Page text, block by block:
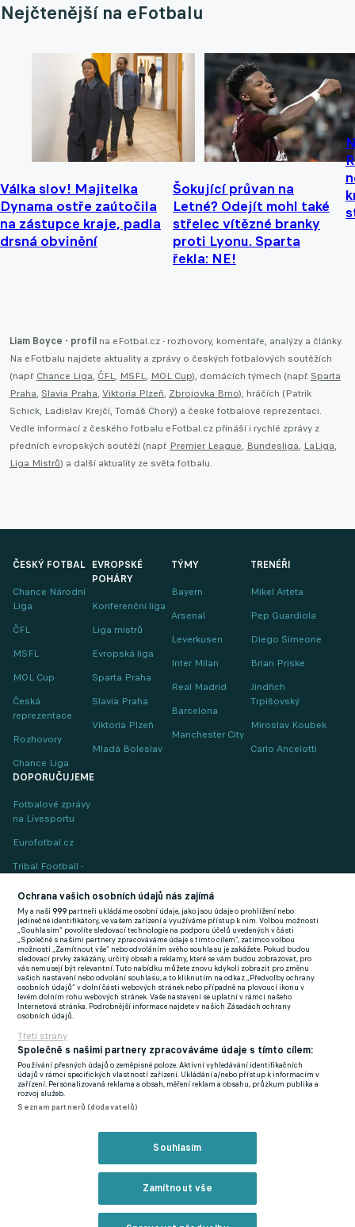
Nejčtenější na eFotbalu
Válka slov! Majitelka
Dynama ostře zaútočila
na zástupce kraje, padla
drsná obvinění
Šokující průvan na
Letné? Odejít mohl také
střelec vítězné branky
proti Lyonu. Sparta
řekla: NE!
Liam Boyce - profil na eFotbal.cz - rozhovory, komentáře, analýzy a články.
Na eFotbalu najdete aktuality a zprávy o českých fotbalových soutěžích
(např. Chance Liga, ČFL, MSFL, MOL Cup), domácích týmech (např. Sparta
Praha, Slavia Praha, Viktoria Plzeň, Zbrojovka Brno), hráčích (Patrik
Schick, Ladislav Krejčí, Tomáš Chorý) a české fotbalové reprezentaci.
Vedle informací z českého fotbalu eFotbal.cz přináší i rychlé zprávy z
předních evropských soutěží (např. Premier League, Bundesliga, LaLiga,
Liga Mistrů) a další aktuality ze světa fotbalu.
ČESKÝ FOTBAL
Chance Národní
Liga
ČFL
MSFL
MOL Cup
Česká
reprezentace
Rozhovory
Chance Liga
EVROPSKÉ
POHÁRY
Konferenční liga
Liga mistrů
Evropská liga
Sparta Praha
Slavia Praha
Viktoria Plzeň
Mladá Boleslav
TÝMY
Bayern
Arsenal
Leverkusen
Inter Milan
Real Madrid
Barcelona
Manchester City
TRENÉŘI
Mikel Arteta
Pep Guardiola
Diego Simeone
Brian Priske
Jindřich
Trpišovský
Miroslav Koubek
Carlo Ancelotti
DOPORUČUJEME
Fotbalové zprávy
na Livesportu
Eurofotbal.cz
Tribal Football -
(EN)
FlashFutbal (SK)
Tenisportal.cz
Tenisové zprávy
na Livesportu
Podmínky užití
Zásady ochrany osobních údajů
GDPR a žurnalistika
Ochrana vašich osobních údajů nás zajímá
My a naši999 partneři ukládáme osobní údaje, jako jsou údaje o prohlížení nebo
jedinečné identifikátory, ve vašem zařízení a využíváme přístup k nim. Volbou možnosti
„Souhlasím“ povolíte sledovací technologie na podporu účelů uvedených v části
„Společně s našimi partnery zpracováváme údaje s tímto cílem“, zatímco volbou
možnosti „Zamítnout vše“ nebo odvoláním svého souhlasu je zakážete. Pokud budou
sledovací prvky zakázány, určitý obsah a reklamy, které se vám budou zobrazovat, pro
vás nemusejí být relevantní. Tuto nabídku můžete znovu kdykoli zobrazit pro změnu
vašich nastavení nebo odvolání souhlasu, a to kliknutím na odkaz „Předvolby ochrany
osobních údajů“ v dolní části webových stránek nebo případně na plovoucí ikonu v
levém dolním rohu webových stránek. Vaše nastavení se uplatní v rámci našeho
Internetová stránka. Podrobnější informace najdete v našich Zásadách ochrany
osobních údajů.
Třetí strany
Společně s našimi partnery zpracováváme údaje s tímto cílem:
Používání přesných údajů o zeměpisné poloze. Aktivní vyhledávání identifikačních
údajů v rámci specifických vlastností zařízení. Ukládání a/nebo přístup k informacím v
zařízení. Personalizovaná reklama a obsah, měření reklam a obsahu, průzkum publika a
rozvoj služeb.
Seznam partnerů (dodavatelů)
Souhlasím
Zamítnout vše